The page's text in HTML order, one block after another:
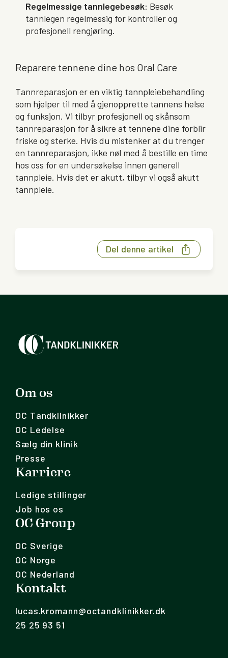
Regelmessige tannlegebesøk: Besøk
tannlegen regelmessig for kontroller og
profesjonell rengjøring.
Reparere tennene dine hos Oral Care
Tannreparasjon er en viktig tannpleiebehandling
som hjelper til med å gjenopprette tannens helse
og funksjon. Vi tilbyr profesjonell og skånsom
tannreparasjon for å sikre at tennene dine forblir
friske og sterke. Hvis du mistenker at du trenger
en tannreparasjon, ikke nøl med å bestille en time
hos oss for en undersøkelse innen generell
tannpleie. Hvis det er akutt, tilbyr vi også akutt
tannpleie.
Del denne artikel
Om os
OC Tandklinikker
OC Ledelse
Sælg din klinik
Presse
Karriere
Ledige stillinger
Job hos os
OC Group
OC Sverige
OC Norge
OC Nederland
Kontakt
lucas.kromann@octandklinikker.dk
25 25 93 51